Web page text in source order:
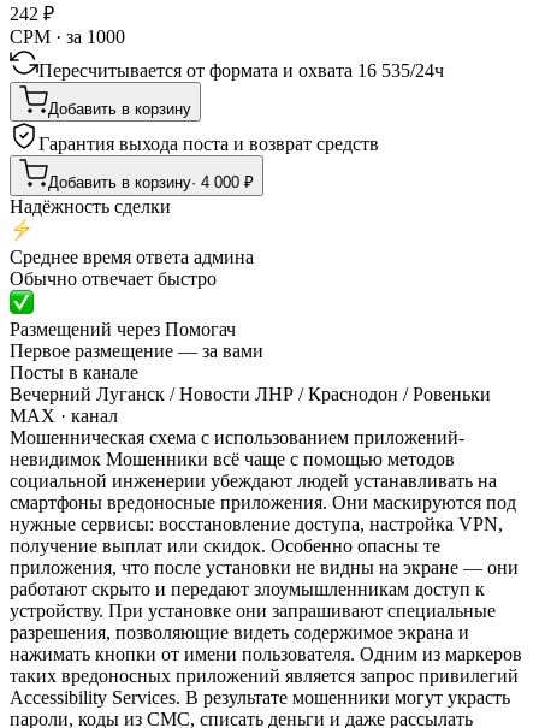
242 ₽
CPM · за 1000
Пересчитывается от формата и охвата 16 535/24ч
Добавить в корзину
Гарантия выхода поста и возврат средств
Добавить в корзину· 4 000 ₽
Надёжность сделки
Среднее время ответа админа
Обычно отвечает быстро
Размещений через Помогач
Первое размещение — за вами
Посты в канале
Вечерний Луганск / Новости ЛНР / Краснодон / Ровеньки
MAX · канал
Мошенническая схема с использованием приложений-
невидимок Мошенники всё чаще с помощью методов
социальной инженерии убеждают людей устанавливать на
смартфоны вредоносные приложения. Они маскируются под
нужные сервисы: восстановление доступа, настройка VPN,
получение выплат или скидок. Особенно опасны те
приложения, что после установки не видны на экране — они
работают скрыто и передают злоумышленникам доступ к
устройству. При установке они запрашивают специальные
разрешения, позволяющие видеть содержимое экрана и
нажимать кнопки от имени пользователя. Одним из маркеров
таких вредоносных приложений является запрос привилегий
Accessibility Services. В результате мошенники могут украсть
пароли, коды из СМС, списать деньги и даже рассылать